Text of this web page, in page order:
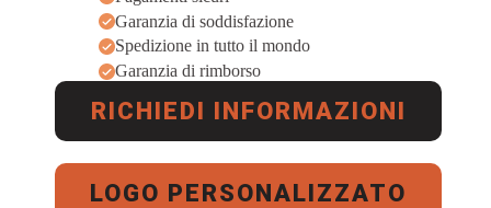
Garanzia di soddisfazione
Spedizione in tutto il mondo
Garanzia di rimborso
RICHIEDI INFORMAZIONI
LOGO PERSONALIZZATO